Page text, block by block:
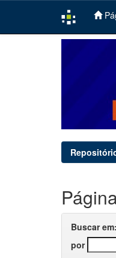
Buscar em:
por